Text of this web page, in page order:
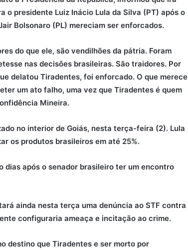
o presidente Luiz Inácio Lula da Silva (PT) após o
Bolsonaro (PL) mereciam ser enforcados.
do que ele, são vendilhões da pátria. Foram
nas decisões brasileiras. São traidores. Por
delatou Tiradentes, foi enforcado. O que merece
um ato falho, uma vez que Tiradentes é quem
Mineira.
no interior de Goiás, nesta terça-feira (2). Lula
os produtos brasileiros em até 25%.
dias após o senador brasileiro ter um encontro
ainda nesta terça uma denúncia ao STF contra
configuraria ameaça e incitação ao crime.
destino que Tiradentes e ser morto por